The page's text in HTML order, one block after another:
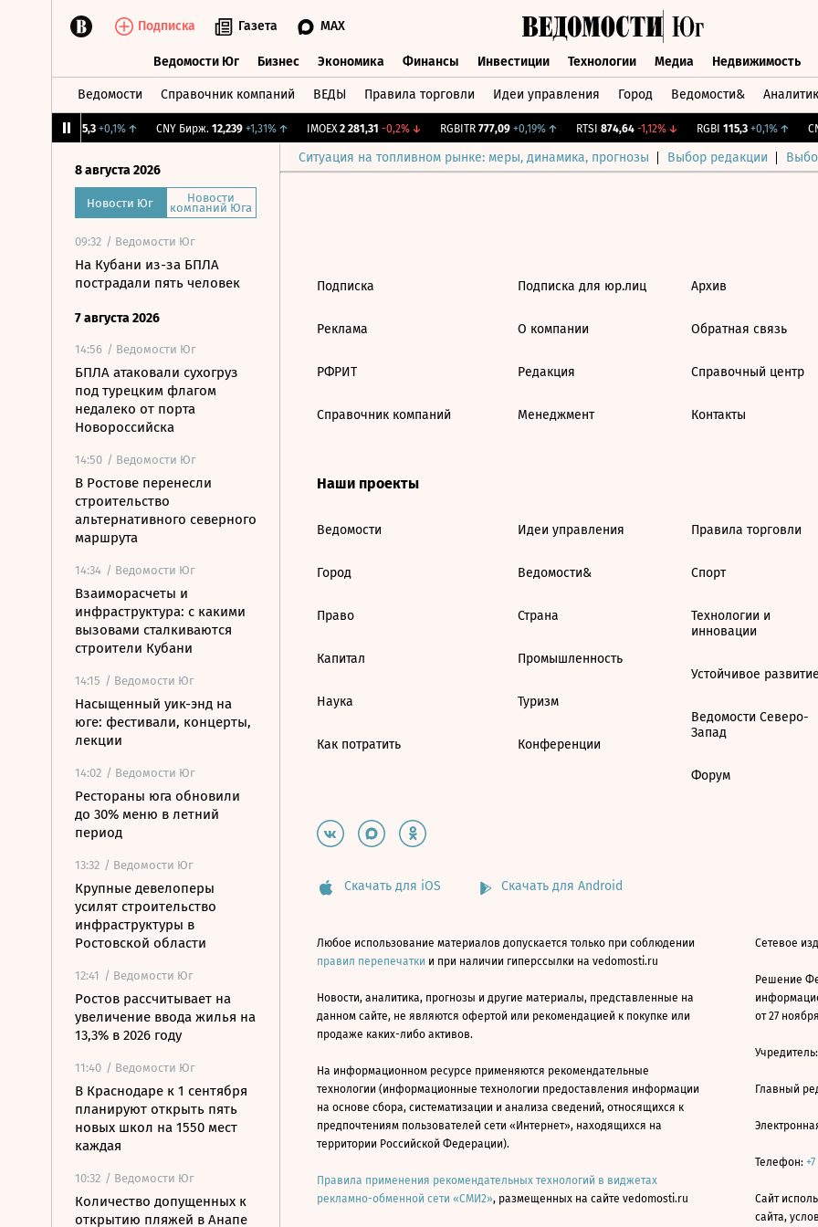
Подписка Газета MAX
Ведомости Юг Бизнес Экономика Финансы Инвестиции Технологии Медиа Недвижимость
Ведомости Справочник компаний ВЕДЫ Правила торговли Идеи управления Город Ведомости&
115,3 +0,1%↑ CNY Бирж. 12,239 +1,31%↑ IMOEX 2 281,31 -0,2%↓ RGBITR 777,09 +0,19%↑ RTSI 874,64 -1,12%↓ RGBI 115,3 +0,1%↑
Ситуация на топливном рынке: меры, динамика, прогнозы Выбор редакции
8 августа 2026
Новости Юг Новости
компаний Юга
09:32 / Ведомости Юг
На Кубани из-за БПЛА
пострадали пять человек
7 августа 2026
14:56 / Ведомости Юг
БПЛА атаковали сухогруз
под турецким флагом
недалеко от порта
Новороссийска
14:50 / Ведомости Юг
В Ростове перенесли
строительство
альтернативного северного
маршрута
14:34 / Ведомости Юг
Взаиморасчеты и
инфраструктура: с какими
вызовами сталкиваются
строители Кубани
14:15 / Ведомости Юг
Насыщенный уик-энд на
юге: фестивали, концерты,
лекции
14:02 / Ведомости Юг
Рестораны юга обновили
до 30% меню в летний
период
13:32 / Ведомости Юг
Крупные девелоперы
усилят строительство
инфраструктуры в
Ростовской области
12:41 / Ведомости Юг
Ростов рассчитывает на
увеличение ввода жилья на
13,3% в 2026 году
11:40 / Ведомости Юг
В Краснодаре к 1 сентября
планируют открыть пять
новых школ на 1550 мест
каждая
10:32 / Ведомости Юг
Количество допущенных к
открытию пляжей в Анапе
Подписка
Реклама
РФРИТ
Справочник компаний
Подписка для юр.лиц
О компании
Редакция
Менеджмент
Архив
Обратная связь
Справочный центр
Контакты
Наши проекты
Ведомости
Город
Право
Капитал
Наука
Как потратить
Идеи управления
Ведомости&
Страна
Промышленность
Туризм
Конференции
Правила торговли
Спорт
Технологии и
инновации
Устойчивое
Ведомости Северо-
Запад
Форум
Скачать для iOS Скачать для Android
Любое использование материалов допускается только при соблюдении
правил перепечатки и при наличии гиперссылки на vedomosti.ru
Новости, аналитика, прогнозы и другие материалы, представленные на
данном сайте, не являются офертой или рекомендацией к покупке или
продаже каких-либо активов.
На информационном ресурсе применяются рекомендательные
технологии (информационные технологии предоставления информации
на основе сбора, систематизации и анализа сведений, относящихся к
предпочтениям пользователей сети «Интернет», находящихся на
территории Российской Федерации).
Правила применения рекомендательных технологий в виджетах
рекламно-обменной сети «СМИ2», размещенных на сайте vedomosti.ru
Сетевое
Решение
от 27
Главный
Телефон:
Сайт
сайта,